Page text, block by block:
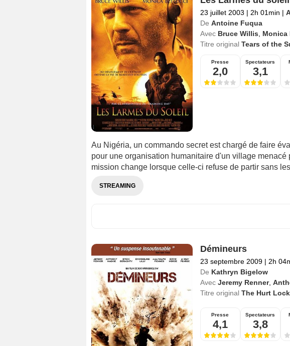
23 juillet 2003 | 2h 01min |
De Antoine Fuqua
Avec Bruce Willis Monica
Titre original Tears of the
Presse
2,0
Spectateurs
3,1
Au Nigéria, un commando secret est chargé de faire
pour une organisation humanitaire d'un village menacé
mission change lorsque celle-ci refuse de partir sans
STREAMING
Démineurs
23 septembre 2009 | 2h
De Kathryn Bigelow
Avec Jeremy Renner,
Titre original The Hurt
Presse
4,1
Spectateurs
3,8